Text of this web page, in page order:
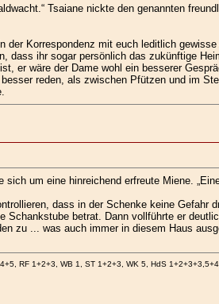
Tsaiane nickte den genannten
Korrespondenz mit euch leditlich
ihr sogar persönlich das zukünftige
er wäre der Dame wohl ein besserer
reden, als zwischen Pfützen und im
um eine hinreichend erfreute Miene.
dass in der Schenke keine Gefahr
betrat. Dann vollführte er
zu ... was auch immer in diesem Haus
RF 1+2+3, WB 1, ST 1+2+3, WK 5, HdS